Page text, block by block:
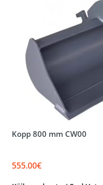
Kopp 800 mm CW00
555.00€